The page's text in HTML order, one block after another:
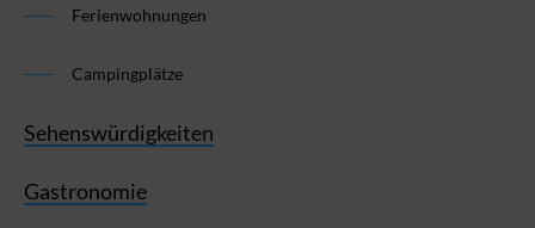
Ferienwohnungen
Campingplätze
Sehenswürdigkeiten
Gastronomie